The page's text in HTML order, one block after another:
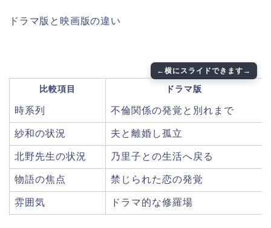
ドラマ版と映画版の違い
比較項目 ドラマ版
時系列 不倫関係の発覚と別れまで
紗和の状況 夫と離婚し孤立
北野先生の状況 乃里子との生活へ戻る
物語の焦点 禁じられた恋の発覚
雰囲気 ドラマ的な修羅場